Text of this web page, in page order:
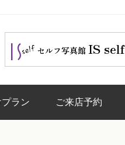
セルフ写真館 IS self
ラン ご来店予約